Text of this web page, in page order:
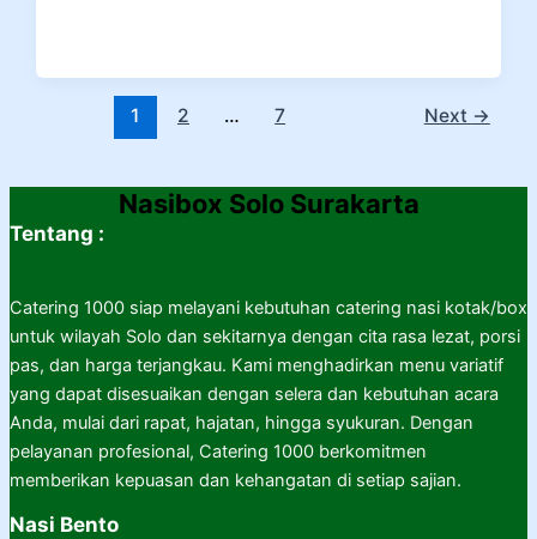
1 2 … 7 Next →
Nasibox Solo Surakarta
Tentang :
Catering 1000 siap melayani kebutuhan catering nasi kotak/box
untuk wilayah Solo dan sekitarnya dengan cita rasa lezat, porsi
pas, dan harga terjangkau. Kami menghadirkan menu variatif
yang dapat disesuaikan dengan selera dan kebutuhan acara
Anda, mulai dari rapat, hajatan, hingga syukuran. Dengan
pelayanan profesional, Catering 1000 berkomitmen
memberikan kepuasan dan kehangatan di setiap sajian.
Nasi Bento